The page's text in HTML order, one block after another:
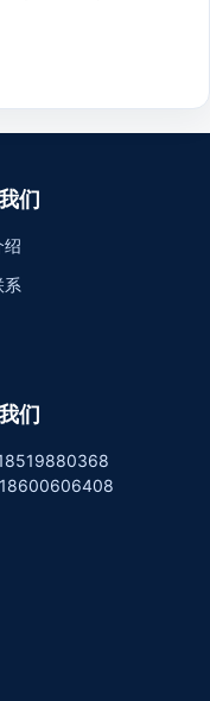
们
绍
系
们
18600606408